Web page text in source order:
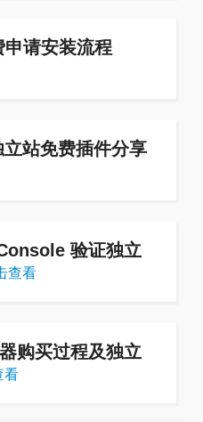
请安装流程
站免费插件分享
验证独立
查看
购买过程及独立
看